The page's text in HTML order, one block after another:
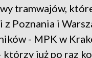
tramwajów,
Poznania i
- MPK w
którzy już po raz